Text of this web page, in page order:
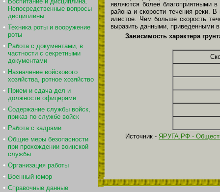
Непосредственные вопросы
дисциплины
Техника роты и вооружение
роты
Работа с документами, в
частности с секретными
документами
Назначение войскового
хозяйства, ротное хозяйство
Прием и сдача дел и
должности офицерами
Содержание службы войск,
приказ по службе войск
Работа с кадрами
Общие меры безопасности
при прохождении воинской
службы
Организация работы
Военный юмор
Справочные данные
являются более благоприятными
района и скорости течения реки.
илистое. Чем больше скорость
выразить данными, приведенными в
Зависимость характера
Источник - ЯРУГА.РФ -